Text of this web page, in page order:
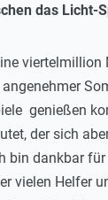
das Licht-
viertelmillion
genießen
der sich
bin dankbar
vielen Helfer